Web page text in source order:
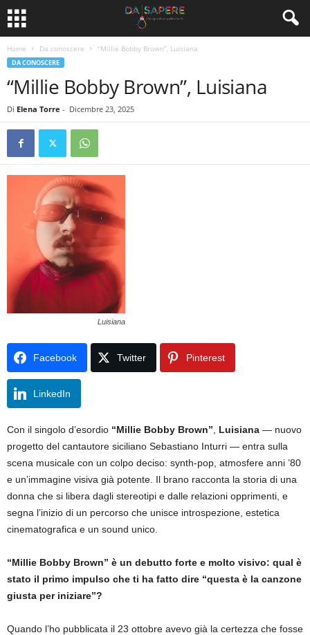
Home Da conoscere “Millie Bobby Brown”, Luisiana
DA CONOSCERE
“Millie Bobby Brown”, Luisiana
Di Elena Torre - Dicembre 23, 2025
Luisiana
Facebook Twitter Pinterest
LinkedIn
Con il singolo d’esordio “Millie Bobby Brown” Luisiana — nuovo
progetto del cantautore siciliano Sebastiano Inturri — entra sulla
scena musicale con un colpo deciso: synth-pop, atmosfere anni ’80
e un’immagine visiva già potente. Il brano racconta la storia di una
donna che si libera dagli stereotipi e dalle relazioni opprimenti, e
segna l’inizio di un percorso che unisce introspezione, estetica
cinematografica e un sound unico.
“Millie Bobby Brown” è un debutto forte e molto visivo: qual è
stato il primo impulso che ti ha fatto dire “questa è la canzone
giusta per iniziare”?
Quando l’ho pubblicata il 23 ottobre avevo già la certezza che fosse